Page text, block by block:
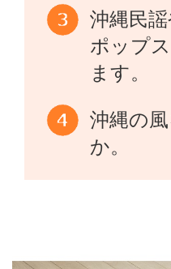
沖縄民
ポップ
ます。
沖縄の
か。